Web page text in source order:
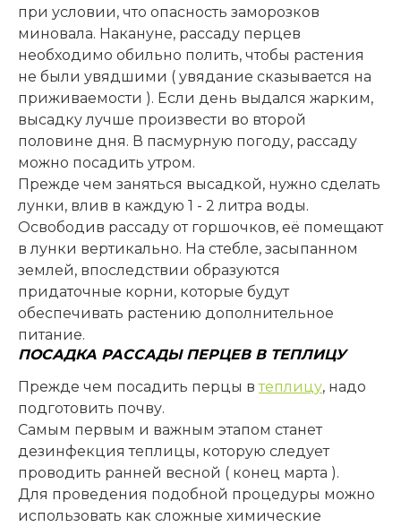
при условии, что опасность заморозков
миновала. Накануне, рассаду перцев
необходимо обильно полить, чтобы растения
не были увядшими ( увядание сказывается на
приживаемости ). Если день выдался жарким,
высадку лучше произвести во второй
половине дня. В пасмурную погоду, рассаду
можно посадить утром.
Прежде чем заняться высадкой, нужно сделать
лунки, влив в каждую 1 - 2 литра воды.
Освободив рассаду от горшочков, её помещают
в лунки вертикально. На стебле, засыпанном
землей, впоследствии образуются
придаточные корни, которые будут
обеспечивать растению дополнительное
питание.
ПОСАДКА РАССАДЫ ПЕРЦЕВ В ТЕПЛИЦУ
Прежде чем посадить перцы втеплицу, надо
подготовить почву.
Самым первым и важным этапом станет
дезинфекция теплицы, которую следует
проводить ранней весной ( конец марта ).
Для проведения подобной процедуры можно
использовать как сложные химические